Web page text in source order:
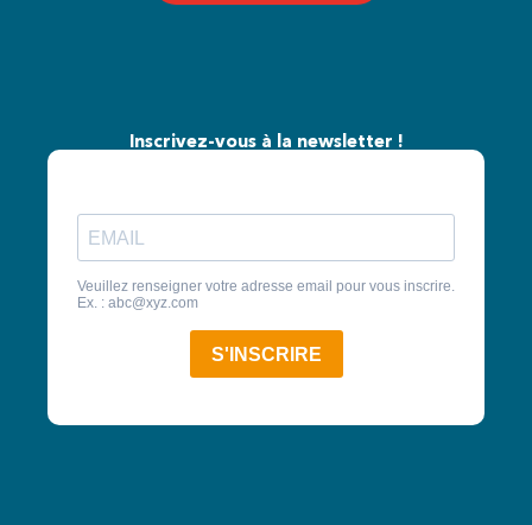
Inscrivez-vous à la newsletter !